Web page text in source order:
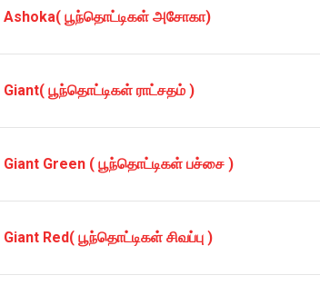
Ashoka( பூந்தொட்டிகள் அசோகா)
பூந்தொட்டிகள் ராட்சதம் )
Green ( பூந்தொட்டிகள் பச்சை )
Red( பூந்தொட்டிகள் சிவப்பு )